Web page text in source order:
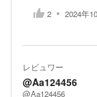
2 2024年
レビュワー
@Aa124456
@Aa124456